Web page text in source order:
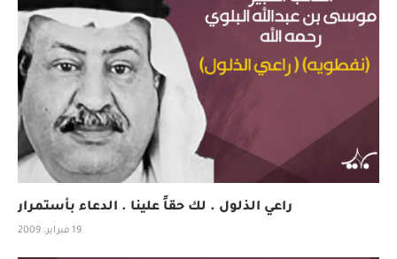
راعي الذلول . لك حقاً علينا . الدعاء بأستمرار
19 فبراير، 2009